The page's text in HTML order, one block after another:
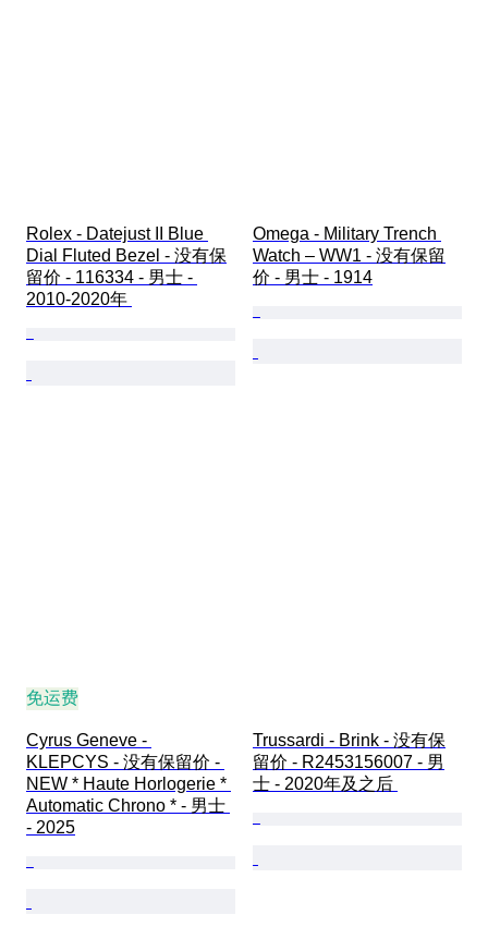
Rolex - Datejust II Blue
Dial Fluted Bezel - 没有保
留价 - 116334 - 男士 -
2010-2020年
Omega - Military Trench
Watch – WW1 - 没有保留
价 - 男士 - 1914
免运费
Cyrus Geneve -
KLEPCYS - 没有保留价 -
NEW * Haute Horlogerie *
Automatic Chrono * - 男士
- 2025
Trussardi - Brink - 没有保
留价 - R2453156007 - 男
士 - 2020年及之后